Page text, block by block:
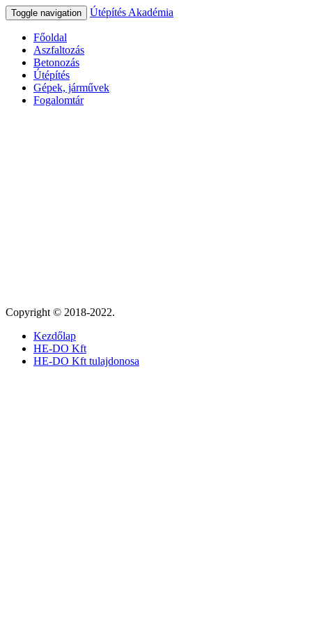
Toggle navigation Útépítés Akadémia
Főoldal
Aszfaltozás
Betonozás
Útépítés
Gépek, járművek
Fogalomtár
Copyright © 2018-2022.
Kezdőlap
HE-DO Kft
HE-DO Kft tulajdonosa